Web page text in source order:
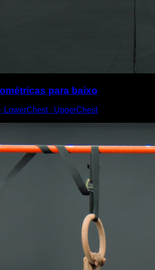
para baixo
LowerChest ∙ UpperChest